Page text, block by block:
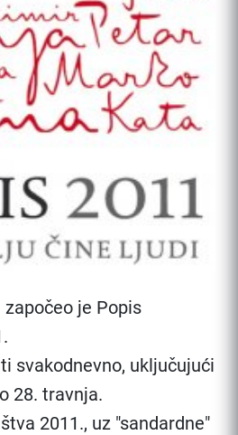
je Popis
svakodnevno, uključujući
28. travnja.
2011., uz "sandardne"